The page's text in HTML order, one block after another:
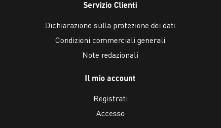
Servizio Clienti
Dichiarazione sulla protezione dei dati
Condizioni commerciali generali
Note redazionali
Il mio account
Registrati
Accesso